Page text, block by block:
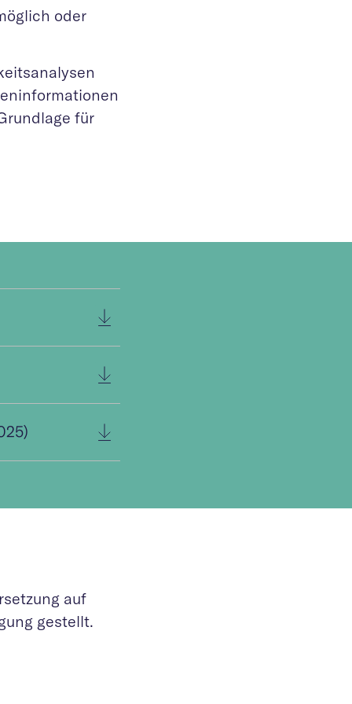
oder
für
auf
gestellt.